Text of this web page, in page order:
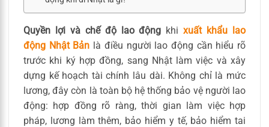
Quyền lợi và chế độ lao động khixuất khẩu lao
động Nhật Bản là điều người lao động cần hiểu rõ
trước khi ký hợp đồng, sang Nhật làm việc và xây
dựng kế hoạch tài chính lâu dài. Không chỉ là mức
lương, đây còn là toàn bộ hệ thống bảo vệ người lao
động: hợp đồng rõ ràng, thời gian làm việc hợp
pháp, lương làm thêm, bảo hiểm y tế, bảo hiểm tai